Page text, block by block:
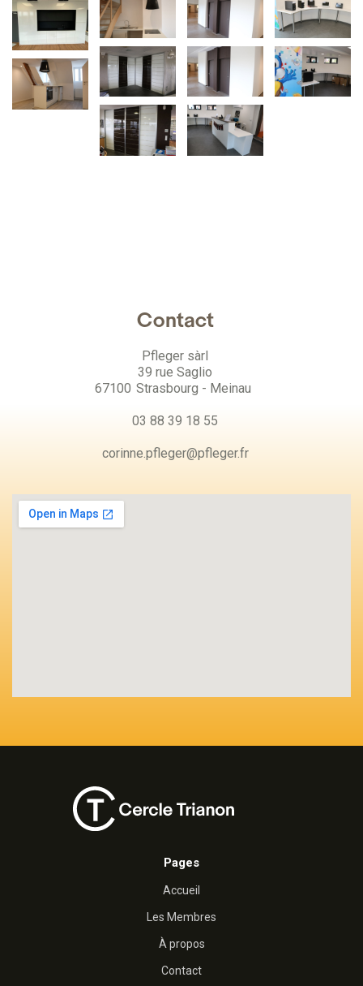
Contact
Pfleger sàrl
39 rue Saglio
67100 Strasbourg - Meinau
03 88 39 18 55
corinne.pfleger@pfleger.fr
Pages
Accueil
Les Membres
À propos
Contact